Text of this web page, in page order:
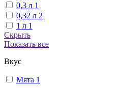
0,3 л 1
0,32 л 2
1 л 1
Скрыть
Показать все
Вкус
Мята 1